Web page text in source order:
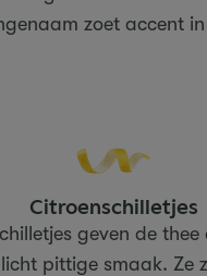
zoet accent
Citroenschilletjes
geven de thee
pittige smaak. Ze